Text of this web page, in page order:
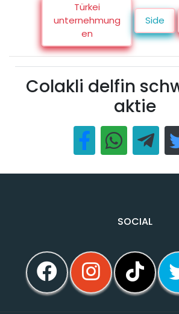
Türkei
unternehmung
en
Side
Colakli delfin
aktie
SOCIAL